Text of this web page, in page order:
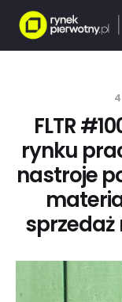
FLTR
rynku
nastroje